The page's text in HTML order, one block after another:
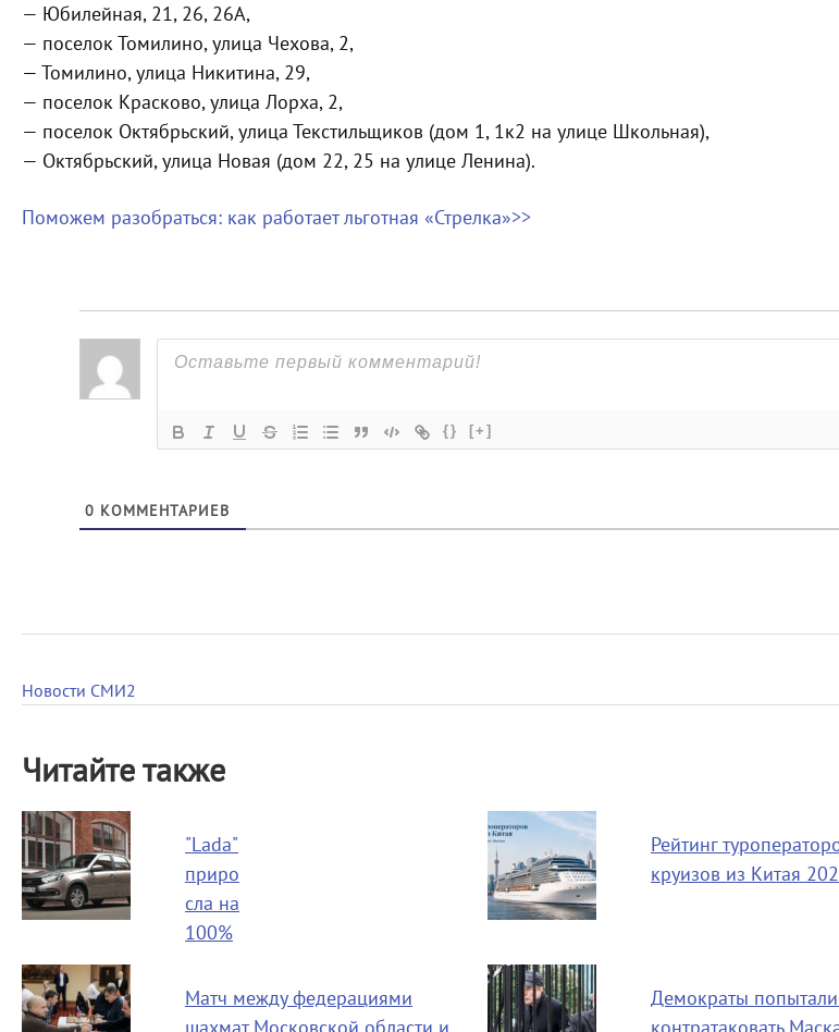
— Юбилейная, 21, 26, 26А,
— поселок Томилино, улица Чехова, 2,
— Томилино, улица Никитина, 29,
— поселок Красково, улица Лорха, 2,
— поселок Октябрьский, улица Текстильщиков (дом 1, 1к2 на улице Школьная),
— Октябрьский, улица Новая (дом 22, 25 на улице Ленина).
Поможем разобраться: как работает льготная «Стрелка»>>
{} [+]
0 КОММЕНТАРИЕВ
Новости СМИ2
Читайте также
"Lada"
приро
сла на
100%
Рейтинг
круизов из Китая
Матч между федерациями
Демократы